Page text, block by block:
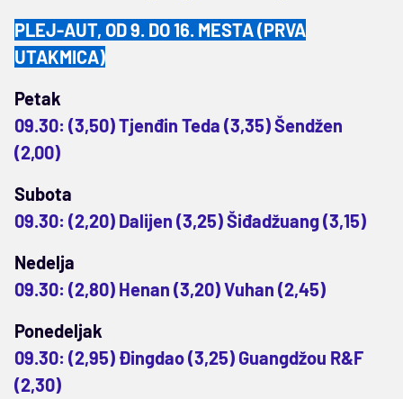
PLEJ-AUT, OD 9. DO 16. MESTA (PRVA
UTAKMICA)
Petak
09.30: (3,50) Tjenđin Teda (3,35) Šendžen
(2,00)
Subota
09.30: (2,20) Dalijen (3,25) Šiđadžuang (3,15)
Nedelja
09.30: (2,80) Henan (3,20) Vuhan (2,45)
Ponedeljak
09.30: (2,95) Đingdao (3,25) Guangdžou R&F
(2,30)